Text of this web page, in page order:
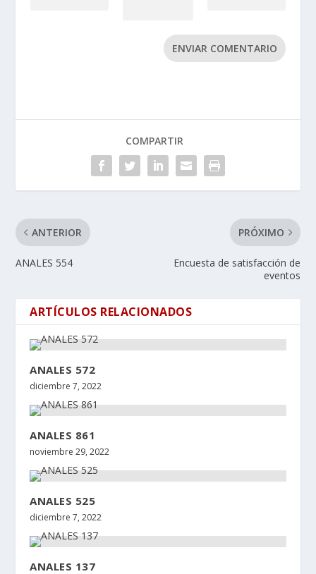
ENVIAR COMENTARIO
COMPARTIR
ANTERIOR
ANALES 554
PRÓXIMO
Encuesta de satisfacción de
eventos
ARTÍCULOS RELACIONADOS
ANALES 572
diciembre 7, 2022
ANALES 861
noviembre 29, 2022
ANALES 525
diciembre 7, 2022
ANALES 137